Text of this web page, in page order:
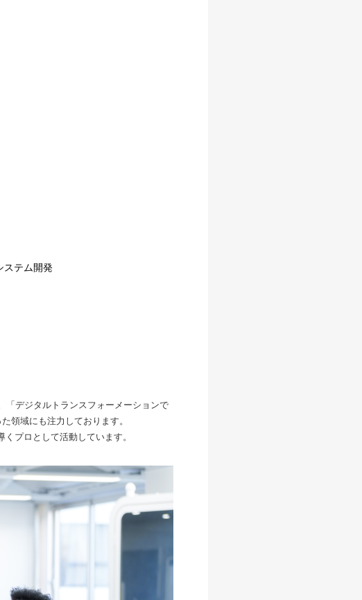
ステム開発
「デジタルトランスフォーメーションで
領域にも注力しております。
プロとして活動しています。